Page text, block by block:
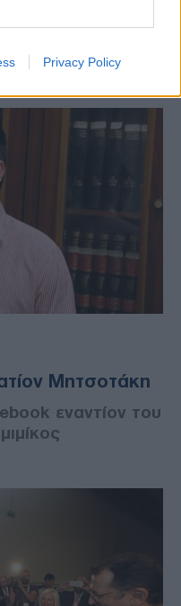
Privacy Policy
υπέστη ήττα
κατέγραψε μια
Μητσοτάκη
εναντίον του